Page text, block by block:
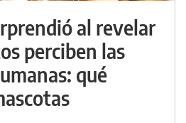
al revelar
perciben las
qué